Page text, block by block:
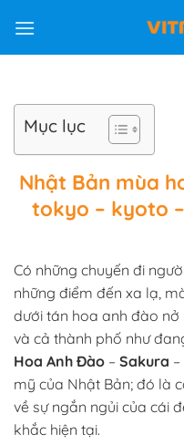
content
Mục lục
Nhật Bản mùa
tokyo – kyoto
Có những chuyến đi
những điểm đến xa lạ,
dưới tán hoa anh đào nở
và cả thành phố như
Hoa Anh Đào – Sakura
mỹ của Nhật Bản; đó là
về sự ngắn ngủi của cái
khắc hiện tại.